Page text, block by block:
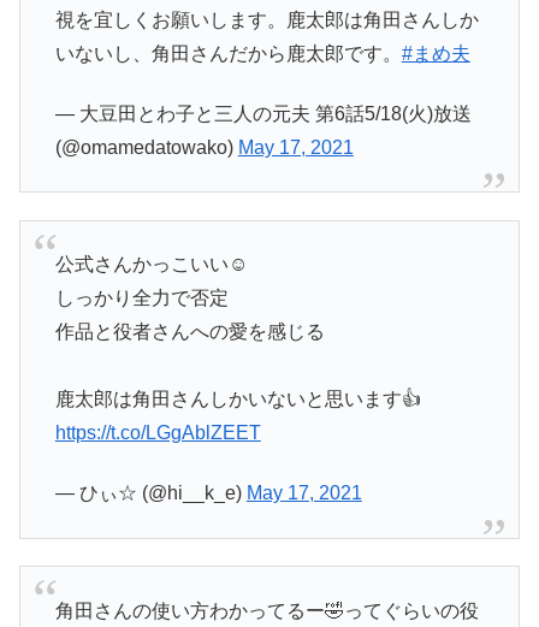
視を宜しくお願いします。鹿太郎は角田さんしか
いないし、角田さんだから鹿太郎です。 #まめ夫
— 大豆田とわ子と三人の元夫 第6話5/18(火)放送
(@omamedatowako) May 17, 2021
公式さんかっこいい☺️
しっかり全力で否定
作品と役者さんへの愛を感じる
鹿太郎は角田さんしかいないと思います👍
https://t.co/LGgAblZEET
— ひぃ☆ (@hi__k_e) May 17, 2021
角田さんの使い方わかってるー🤣ってぐらいの役